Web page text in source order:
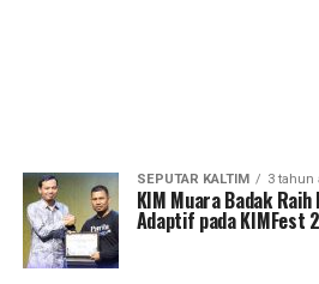
SEPUTAR KALTIM 3 tahun
KIM Muara Badak
Adaptif pada KIMFest